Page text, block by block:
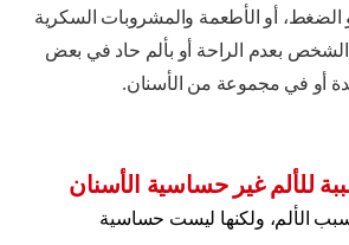
الضغط، أو الأطعمة والمشروبات السكرية
بعدم الراحة أو بألم حاد في بعض
أو في مجموعة من الأسنان.
للألم غير حساسية الأسنان
الألم، ولكنها ليست حساسية